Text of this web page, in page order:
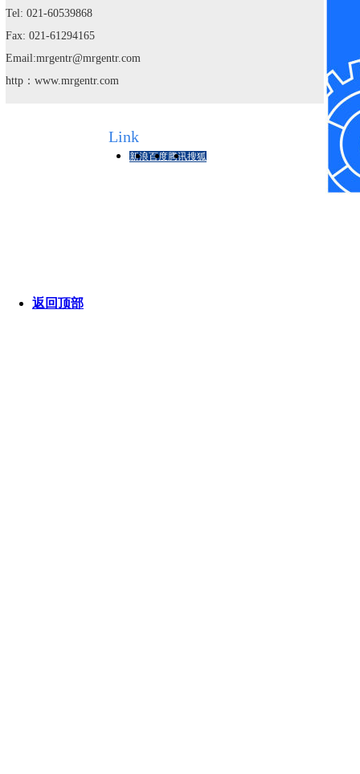
Tel: 021-60539868
Fax: 021-61294165
Email:mrgentr@mrgentr.com
http： www.mrgentr.com
版
友情链接Link
新浪百度腾讯搜狐
返回顶部